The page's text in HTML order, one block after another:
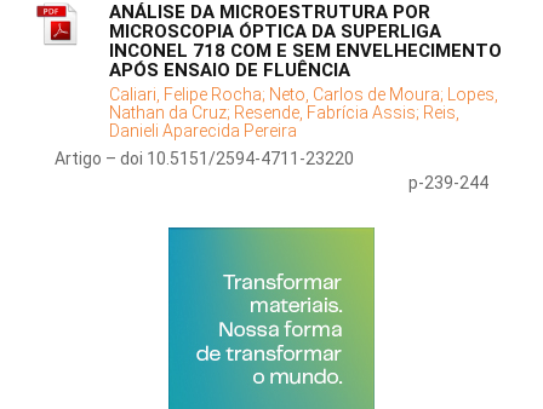
ANÁLISE DA MICROESTRUTURA POR
MICROSCOPIA ÓPTICA DA SUPERLIGA
INCONEL 718 COM E SEM ENVELHECIMENTO
APÓS ENSAIO DE FLUÊNCIA
Caliari, Felipe Rocha; Neto, Carlos de Moura; Lopes,
Nathan da Cruz; Resende, Fabrícia Assis; Reis,
Danieli Aparecida Pereira
Artigo – doi 10.5151/2594-4711-23220
p-239-244